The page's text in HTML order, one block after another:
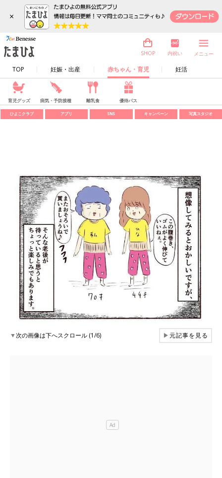
×
TOP 妊娠・出産 赤ちゃん・育児 妊活
SHOP 内祝い メニュー
育児グッズ 病気・予防接種 離乳食 優待パス
ひよこクラブ アプリ SNS キャンペーン 写真スタジオ
▼次の画像は下へスクロール (1/6) ▶元記事を見る